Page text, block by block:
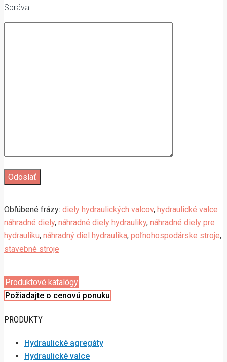
Správa
Obľúbené frázy: diely hydraulických valcov, hydraulické valce
náhradné diely, náhradné diely hydrauliky, náhradné diely pre
hydrauliku, náhradný diel hydraulika, poľnohospodárske stroje,
stavebné stroje
Produktové katalógy
Požiadajte o cenovú ponuku
PRODUKTY
Hydraulické agregáty
Hydraulické valce